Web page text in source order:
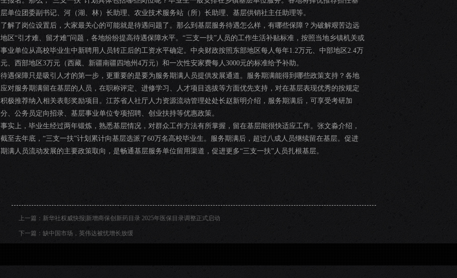
层单位团委副书记、河（湖、林）长助理、农业技术服务站（所）长助理、基层供销社主任助理等。
了解了岗位设置后，大家最关心的可能就是待遇问题了。那么到基层服务待遇怎么样，有哪些保障？为破解艰苦边远
地区“引才难、留才难”问题，各地纷纷提高待遇保障水平。“三支一扶”人员的工作生活补贴标准，按照当地乡镇机关或
事业单位从高校毕业生中新聘用人员转正后的工资水平确定。中央财政按照东部地区每人每年1.2万元、中部地区2.4万
元、西部地区3万元（西藏、新疆南疆四地州4万元）和一次性安家费每人3000元的标准给予补助。
待遇保障只是吸引人才的第一步，更重要的是要为服务期满人员提供发展通道。服务期满能得到哪些政策支持？各地
应对服务期满留在基层的人员，在职称评定、进修学习、人才项目选拔等方面优先支持，对在基层表现优秀的按规定
积极推荐纳入相关表彰奖励项目。江苏省人社厅人力资源流动管理处处长赵新明介绍，服务期满后，可享受考研加
分、公务员定向招录、基层事业单位专项招聘、创业扶持等优惠政策。
事实上，毕业生经过两年锻炼，熟悉基层情况，对群众工作方法有所掌握，留在基层能很快适应工作。张文淼介绍，
截至去年底，“三支一扶”计划累计向基层选派了60万名高校毕业生。服务期满后，超过八成人员继续留在基层。促进
期满人员流动发展的主要政策取向，是畅通基层服务单位留用渠道，促进更多“三支一扶”人员扎根基层。
上一篇： 新华社权威快报|新增商保创新药目录 2025年医保目录调整正式启动
下一篇： 缺中国市场，英伟达被忧增长放缓